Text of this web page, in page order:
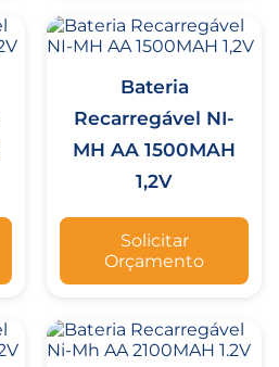
Bateria
Recarregável NI-
MH AA 1500MAH
1,2V
Solicitar
Orçamento